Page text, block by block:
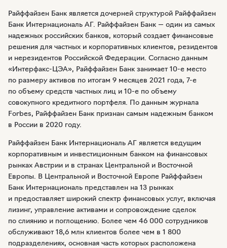
Райффайзен Банк является дочерней структурой Райффайзен
Банк Интернациональ АГ. Райффайзен Банк — один из самых
надежных российских банков, который создает финансовые
решения для частных и корпоративных клиентов, резидентов
и нерезидентов Российской Федерации. Согласно данным
«Интерфакс-ЦЭА», Райффайзен Банк занимает10-е место
по размеру активов по итогам 9 месяцев 2021 года, 7-е
по объему средств частных лиц и 10-е по объему
совокупного кредитного портфеля. По данным журнала
Forbes, Райффайзен Банк признан самым надежным банком
в России в 2020 году.
Райффайзен Банк Интернациональ АГ является ведущим
корпоративным и инвестиционным банком на финансовых
рынках Австрии и в странах Центральной и Восточной
Европы. В Центральной и Восточной Европе Райффайзен
Банк Интернациональ представлен на 13 рынках
и предоставляет широкий спектр финансовых услуг, включая
лизинг, управление активами и сопровождение сделок
по слиянию и поглощению. Более чем 46 000 сотрудников
обслуживают 18,6 млн клиентов более чем в 1 800
подразделениях, основная часть которых расположена